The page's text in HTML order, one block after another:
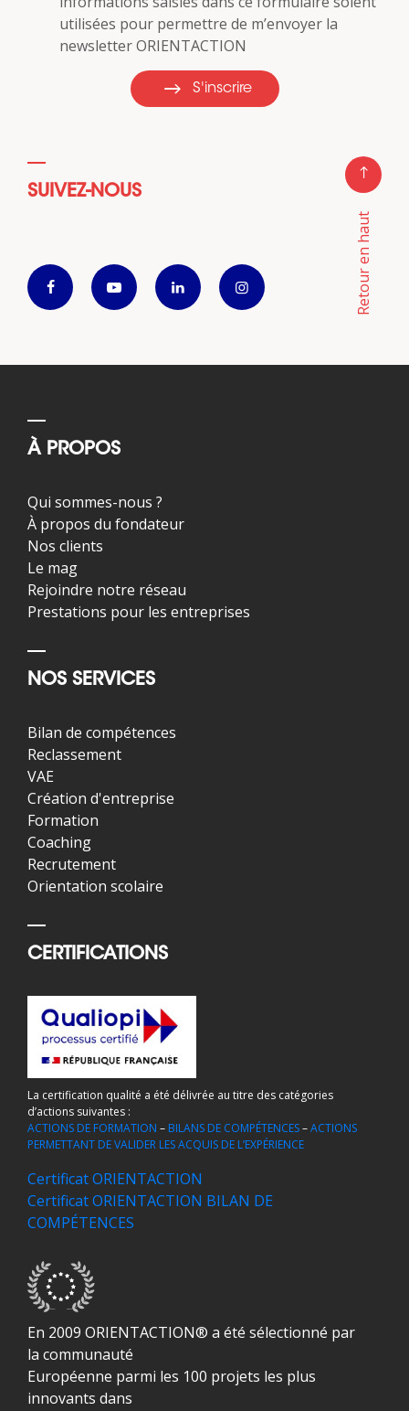
utilisées pour permettre de m’envoyer la
newsletter ORIENTACTION
S'inscrire
SUIVEZ-NOUS
Retour en haut
À PROPOS
Qui sommes-nous ?
À propos du fondateur
Nos clients
Le mag
Rejoindre notre réseau
Prestations pour les entreprises
NOS SERVICES
Bilan de compétences
Reclassement
VAE
Création d'entreprise
Formation
Coaching
Recrutement
Orientation scolaire
CERTIFICATIONS
La certification qualité a été délivrée au titre des catégories
d’actions suivantes :
ACTIONS DE FORMATION – BILANS DE COMPÉTENCES–ACTIONS
PERMETTANT DE VALIDER LES ACQUIS DE L’EXPÉRIENCE
Certificat ORIENTACTION
Certificat ORIENTACTION BILAN DE
COMPÉTENCES
En 2009 ORIENTACTION® a été sélectionné par
la communauté
Européenne parmi les 100 projets les plus
innovants dans